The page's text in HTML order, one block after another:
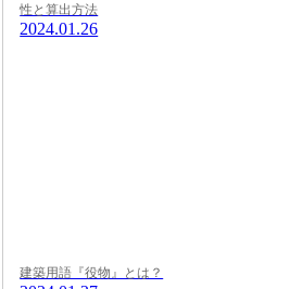
性と算出方法
2024.01.26
建築用語『役物』とは？